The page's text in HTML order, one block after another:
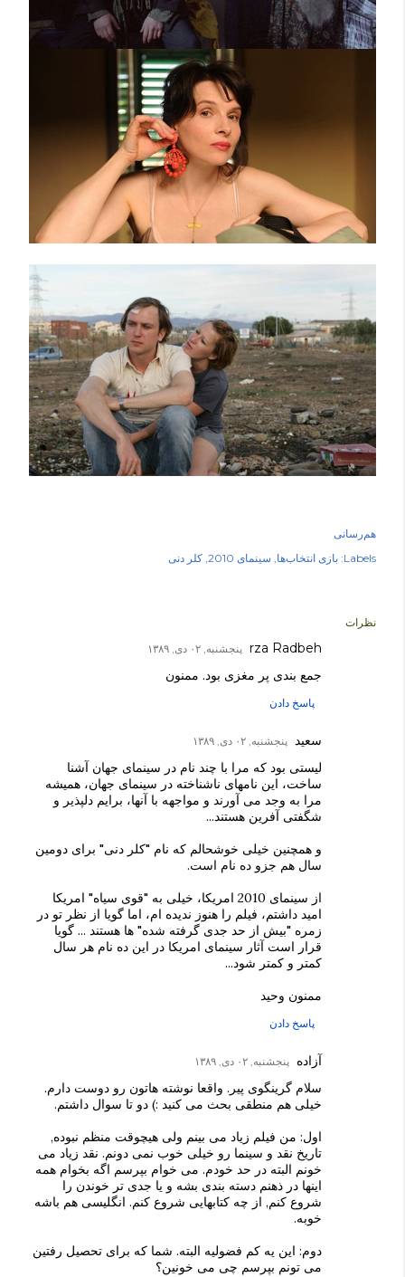
هم‌رسانی
Labels: بازی انتخاب‌ها سینمای 2010 کلر دنی
نظرات
rza Radbeh پنجشنبه, ۰۲ دی, ۱۳۸۹
جمع بندی پر مغزی بود. ممنون
پاسخ دادن
سعید پنجشنبه, ۰۲ دی, ۱۳۸۹
لیستی بود که مرا با چند نام در سینمای جهان آشنا
ساخت، این نامهای ناشناخته در سینمای جهان، همیشه
مرا به وجد می آورند و مواجهه با آنها، برایم دلپذیر و
شگفتی آفرین هستند...
و همچنین خیلی خوشحالم که نام "کلر دنی" برای دومین
سال هم جزو ده نام است.
از سینمای 2010 امریکا، خیلی به "قوی سیاه" امریکا
امید داشتم، فیلم را هنوز ندیده ام، اما گویا از نظر تو در
زمره "بیش از حد جدی گرفته شده" ها هستند ... گویا
قرار است آثار سینمای امریکا در این ده نام هر سال
کمتر و کمتر شود...
ممنون وحید
پاسخ دادن
آزاده پنجشنبه, ۰۲ دی, ۱۳۸۹
سلام گرینگوی پیر. واقعا نوشته هاتون رو دوست دارم.
خیلی هم منطقی بحث می کنید :) دو تا سوال داشتم.
اول: من فیلم زیاد می بینم ولی هیچوقت منظم نبوده,
تاریخ نقد و سینما رو خیلی خوب نمی دونم. نقد زیاد می
خونم البته در حد خودم. می خوام بپرسم اگه بخوام همه
اینها در ذهنم دسته بندی بشه و یا جدی تر خوندن را
شروع کنم, از چه کتابهایی شروع کنم. انگلیسی هم باشه
خوبه.
دوم: این یه کم فضولیه البته. شما که برای تحصیل رفتین
می تونم بپرسم چی می خونین؟